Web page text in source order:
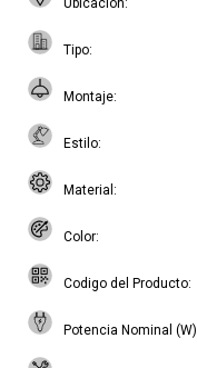
Ubicación
Tipo
Montaje
Estilo
Material
Color
Codigo del Producto
Potencia Nominal (W)